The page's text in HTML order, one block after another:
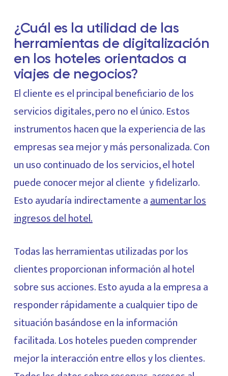
¿Cuál es la utilidad de las
herramientas de digitalización
en los hoteles orientados a
viajes de negocios?
El cliente es el principal beneficiario de los
servicios digitales, pero no el único. Estos
instrumentos hacen que la experiencia de las
empresas sea mejor y más personalizada. Con
un uso continuado de los servicios, el hotel
puede conocer mejor al cliente y fidelizarlo.
Esto ayudaría indirectamente aaumentar los
ingresos del hotel.
Todas las herramientas utilizadas por los
clientes proporcionan información al hotel
sobre sus acciones. Esto ayuda a la empresa a
responder rápidamente a cualquier tipo de
situación basándose en la información
facilitada. Los hoteles pueden comprender
mejor la interacción entre ellos y los clientes.